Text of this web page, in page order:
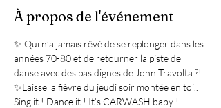
À propos de l'événement
✨ Qui n’a jamais rêvé de se replonger dans les
années 70-80 et de retourner la piste de
danse avec des pas dignes de John Travolta ?!
✨Laisse la fièvre du jeudi soir montée en toi..
Sing it ! Dance it ! It’s CARWASH baby !